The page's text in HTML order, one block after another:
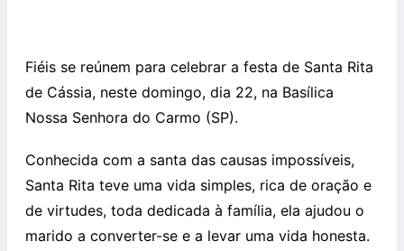
Fiéis se reúnem para celebrar a festa de Santa Rita
de Cássia, neste domingo, dia 22, na Basílica
Nossa Senhora do Carmo (SP).
Conhecida com a santa das causas impossíveis,
Santa Rita teve uma vida simples, rica de oração e
de virtudes, toda dedicada à família, ela ajudou o
marido a converter-se e a levar uma vida honesta.